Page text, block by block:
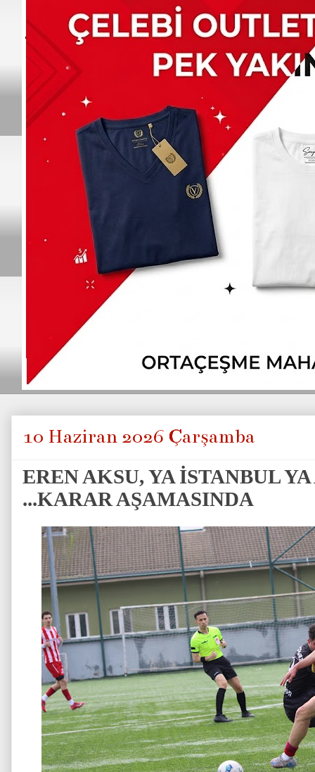
10 Haziran 2026 Çarşamba
EREN AKSU, YA İSTANBUL
...KARAR AŞAMASINDA